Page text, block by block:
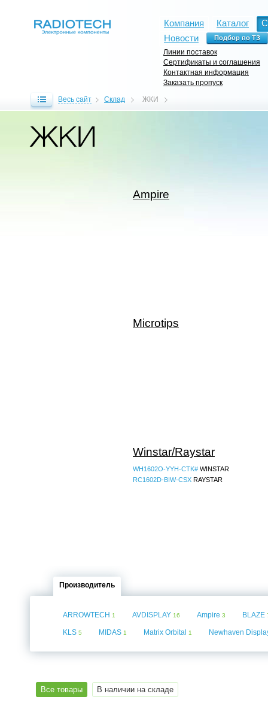
Компания Каталог
Новости
Линии поставок
Сертификаты и соглашения
Контактная информация
Заказать пропуск
Весь сайт Склад ЖКИ
ЖКИ
Ampire
Microtips
Winstar/Raystar
WH1602O-YYH-CTK# WINSTAR
RC1602D-BIW-CSX RAYSTAR
Производитель
ARROWTECH 1 AVDISPLAY 16 Ampire 3 BLAZE
KLS 5 MIDAS 1 Matrix Orbital 1 Newhaven
Все товары В наличии на складе